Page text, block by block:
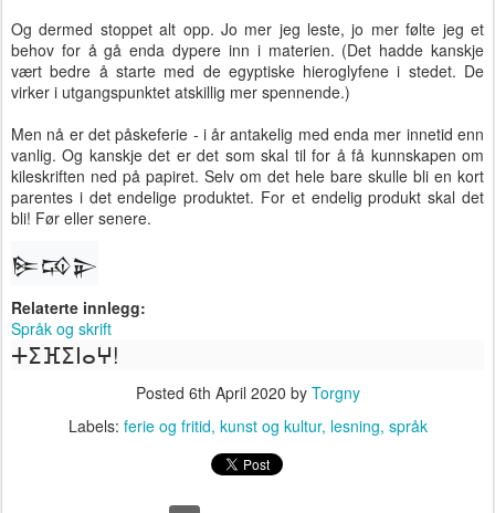
Og dermed stoppet alt opp. Jo mer jeg leste, jo mer følte jeg et
behov for å gå enda dypere inn i materien. (Det hadde kanskje
vært bedre å starte med de egyptiske hieroglyfene i stedet. De
virker i utgangspunktet atskillig mer spennende.)
Men nå er det påskeferie - i år antakelig med enda mer innetid enn
vanlig. Og kanskje det er det som skal til for å få kunnskapen om
kileskriften ned på papiret. Selv om det hele bare skulle bli en kort
parentes i det endelige produktet. For et endelig produkt skal det
bli! Før eller senere.
𒌉𒄘𒉌
Relaterte innlegg:
Språk og skrift
ⵜⵉⴼⵉⵏⴰⵖ!
Posted 6th April 2020 by Torgny
Labels: ferie og fritid kunst og kultur lesning språk